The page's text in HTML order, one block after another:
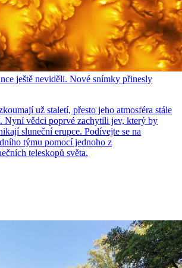
ještě neviděli. Nové snímky přinesly
už staletí, přesto jeho atmosféra stále
Nyní vědci poprvé zachytili jev, který by
sluneční erupce. Podívejte se na
týmu pomocí jednoho z
teleskopů světa.